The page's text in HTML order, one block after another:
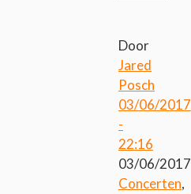
Door
Jared
Posch
03/06/2017
-
22:16
03/06/2017
Concerten,